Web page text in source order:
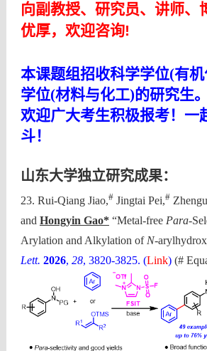
向副教授、研究员、讲师、
优厚，欢迎咨询!
本课题组招收科学学位(有
学位(材料与化工)的研究生。
欢迎广大考生积极报考！一
斗！
山东大学独立研究成果：
23. Rui-Qiang Jiao,#Jingtai Pei,#
and Hongyin Gao* “Metal-free Para-
Arylation and Alkylation of N-
Lett. 2026, 28, 3820-3825. (Link) (#